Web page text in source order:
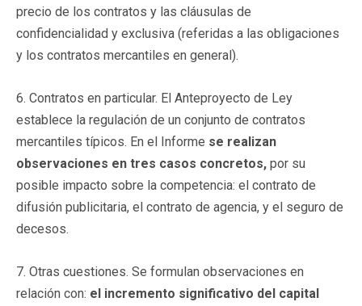
precio de los contratos y las cláusulas de
confidencialidad y exclusiva (referidas a las obligaciones
y los contratos mercantiles en general).
6. Contratos en particular. El Anteproyecto de Ley
establece la regulación de un conjunto de contratos
mercantiles típicos. En el Informe se realizan
observaciones en tres casos concretos, por su
posible impacto sobre la competencia: el contrato de
difusión publicitaria, el contrato de agencia, y el seguro de
decesos.
7. Otras cuestiones. Se formulan observaciones en
relación con: el incremento significativo del capital